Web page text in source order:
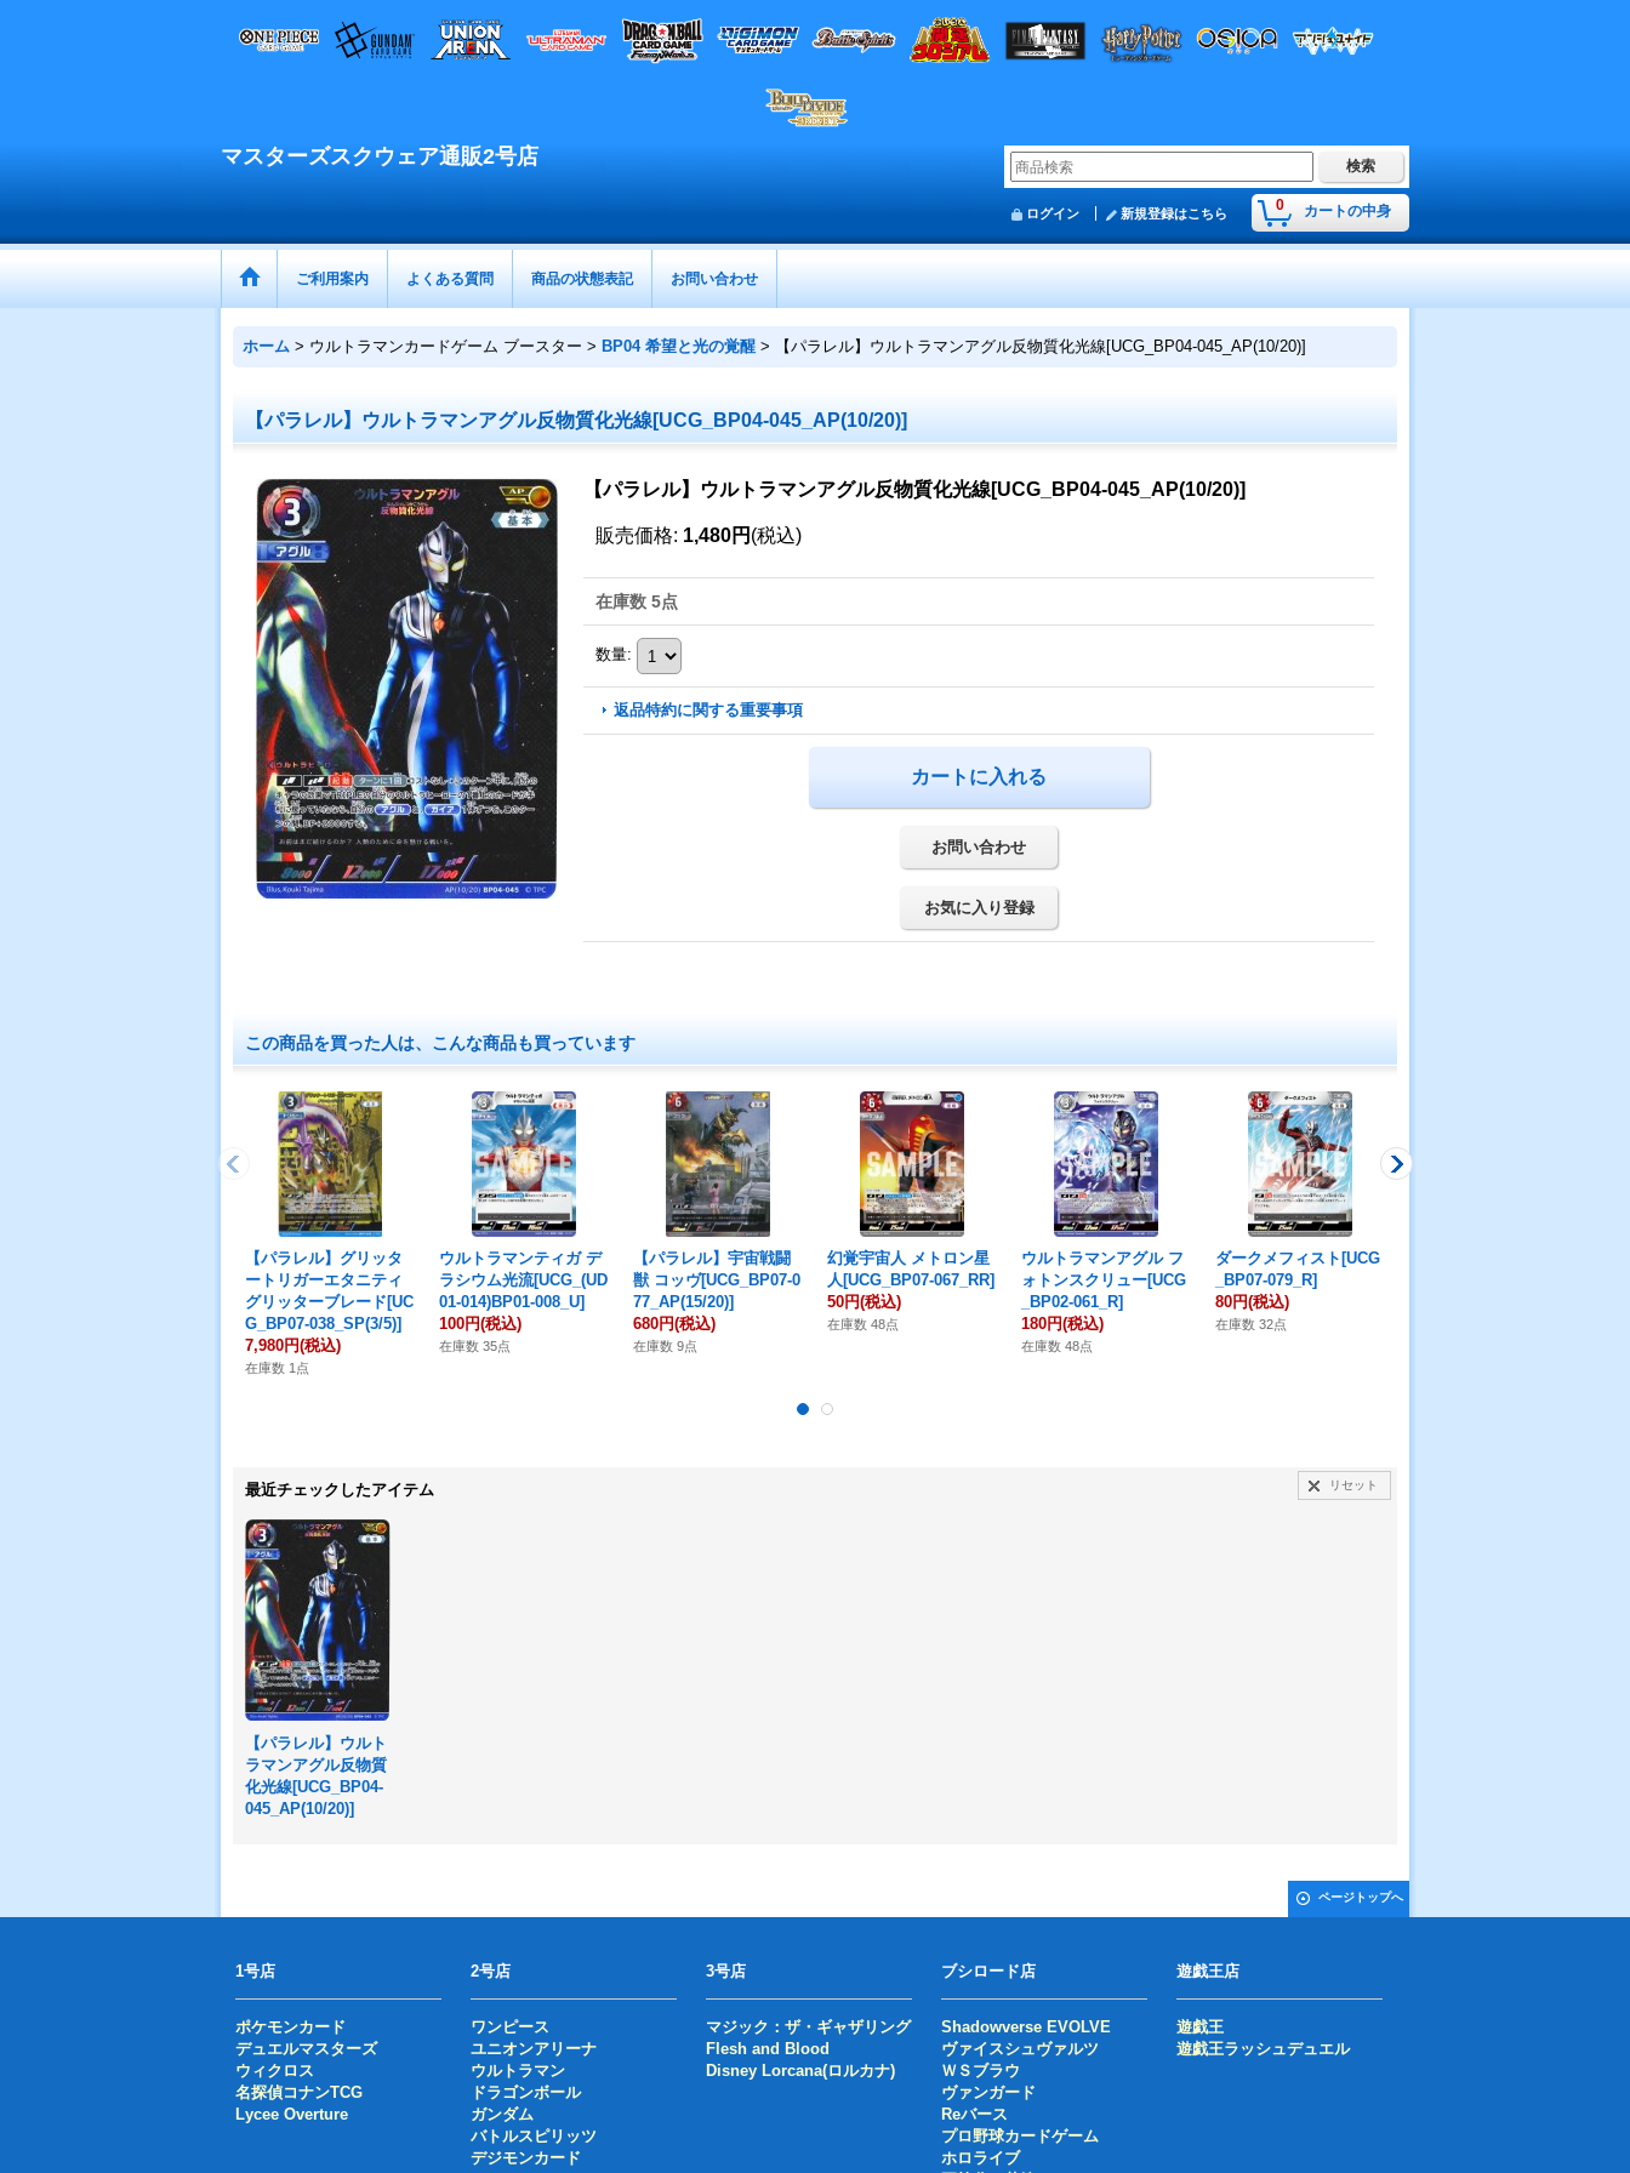
マスターズスクウェア通販2号店
0 カートの中身
ログイン 新規登録はこちら
ご利用案内 よくある質問 商品の状態表記 お問い合わせ
ホーム > ウルトラマンカードゲーム ブースター > BP04 希望と光の覚醒 > 【パラレル】ウルトラマンアグル反物質化光線[UCG_BP04-045_AP(10/20)]
【パラレル】ウルトラマンアグル反物質化光線[UCG_BP04-045_AP(10/20)]
【パラレル】ウルトラマンアグル反物質化光線[UCG_BP04-045_AP(10/20)]
販売価格: 1,480円 (税込)
在庫数 5点
数量:
返品特約に関する重要事項
お問い合わせ
お気に入り登録
この商品を買った人は、こんな商品も買っています
【パラレル】グリッタ
ートリガーエタニティ
グリッターブレード[UC
G_BP07-038_SP(3/5)]
7,980円(税込)
在庫数 1点
ウルトラマンティガ デ
ラシウム光流[UCG_(UD
01-014)BP01-008_U]
100円(税込)
在庫数 35点
【パラレル】宇宙戦闘
獣 コッヴ[UCG_BP07-0
77_AP(15/20)]
680円(税込)
在庫数 9点
幻覚宇宙人 メトロン星
人[UCG_BP07-067_RR]
50円(税込)
在庫数 48点
ウルトラマンアグル フ
ォトンスクリュー[UCG
_BP02-061_R]
180円(税込)
在庫数 48点
ダークメフィスト[UCG
_BP07-079_R]
80円(税込)
在庫数 32点
最近チェックしたアイテム リセット
【パラレル】ウルト
ラマンアグル反物質
化光線[UCG_BP04-
045_AP(10/20)]
ページトップへ
1号店
ポケモンカード
デュエルマスターズ
ウィクロス
名探偵コナンTCG
Lycee Overture
2号店
ワンピース
ユニオンアリーナ
ウルトラマン
ドラゴンボール
ガンダム
バトルスピリッツ
デジモンカード
3号店
マジック：ザ・ギャザリング
Flesh and Blood
Disney Lorcana(ロルカナ)
ブシロード店
Shadowverse EVOLVE
ヴァイスシュヴァルツ
ＷＳブラウ
ヴァンガード
Reバース
プロ野球カードゲーム
ホロライブ
遊戯王店
遊戯王
遊戯王ラッシュデュエル